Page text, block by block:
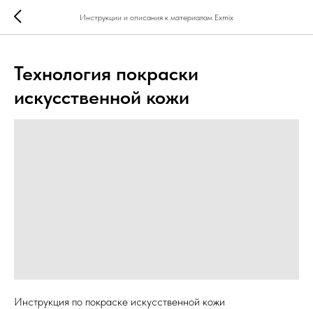
Инструкции и описания к материалам Exmix
Технология покраски
искусственной кожи
Инструкция по покраске искусственной кожи